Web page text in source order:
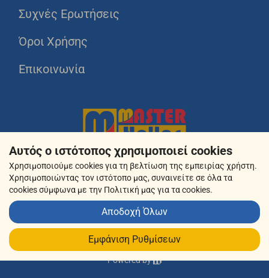
Συχνές Ερωτήσεις
Όροι Χρήσης
Επικοινωνία
© 2026 masterhellas.gr
Powered by
Αυτός ο ιστότοπος χρησιμοποιεί cookies
Χρησιμοποιούμε cookies για τη βελτίωση της εμπειρίας χρήστη.
Χρησιμοποιώντας τον ιστότοπο μας, συναινείτε σε όλα τα
cookies σύμφωνα με την Πολιτική μας για τα cookies.
Αποδοχή Όλων
Εμφάνιση Ρυθμίσεων